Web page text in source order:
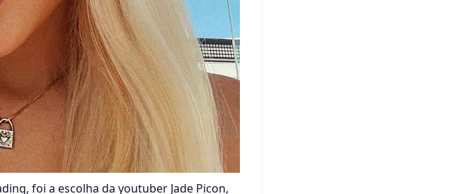
foi a escolha da youtuber Jade Picon,